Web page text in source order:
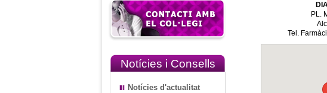
Notícies i Consells
Notícies d'actualitat
PL.
Tel.